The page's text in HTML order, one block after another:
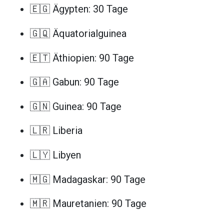
🇪🇬 Ägypten: 30 Tage
🇬🇶 Äquatorialguinea
🇪🇹 Äthiopien: 90 Tage
🇬🇦 Gabun: 90 Tage
🇬🇳 Guinea: 90 Tage
🇱🇷 Liberia
🇱🇾 Libyen
🇲🇬 Madagaskar: 90 Tage
🇲🇷 Mauretanien: 90 Tage